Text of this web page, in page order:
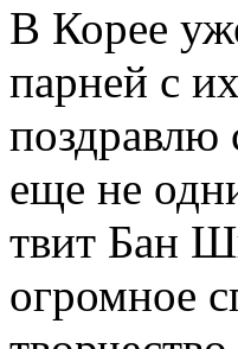
В Корее
парней с
поздравлю
еще не
твит Бан
огромное